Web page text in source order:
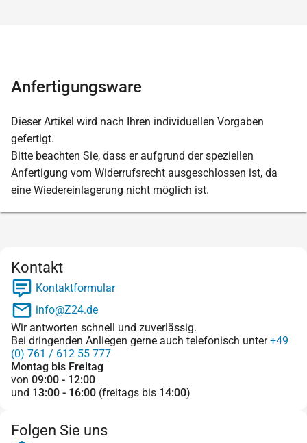
Anfertigungsware
Dieser Artikel wird nach Ihren individuellen Vorgaben
gefertigt.
Bitte beachten Sie, dass er aufgrund der speziellen
Anfertigung vom Widerrufsrecht ausgeschlossen ist, da
eine Wiedereinlagerung nicht möglich ist.
Kontakt
Kontaktformular
info@Z24.de
Wir antworten schnell und zuverlässig.
Bei dringenden Anliegen gerne auch telefonisch unter+49
(0) 761 / 612 55 777
Montag bis Freitag
von 09:00 - 12:00
und 13:00 - 16:00 (freitags bis 14:00)
Folgen Sie uns